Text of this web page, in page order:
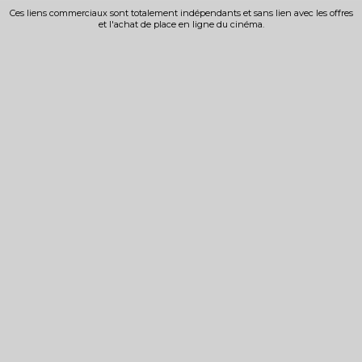
Ces liens commerciaux sont totalement indépendants et sans lien avec les offres
et l'achat de place en ligne du cinéma.